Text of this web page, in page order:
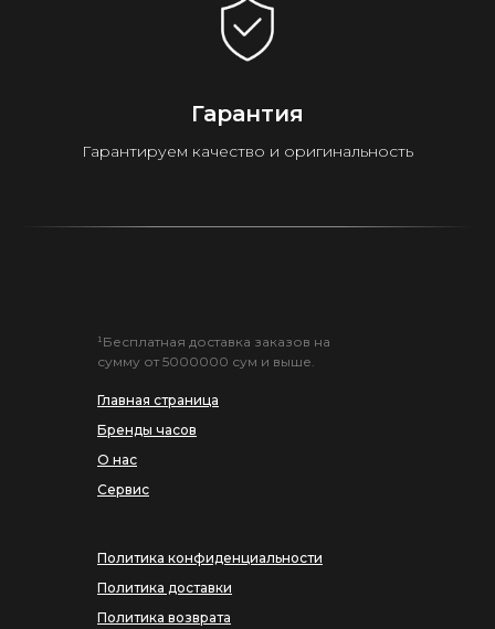
Гарантия
Гарантируем качество и оригинальность
Главная страница
Бренды часов
О нас
Сервис
¹Бесплатная доставка заказов на
сумму от 5000000 сум и выше.
Политика конфиденциальности
Политика доставки
Политика возврата